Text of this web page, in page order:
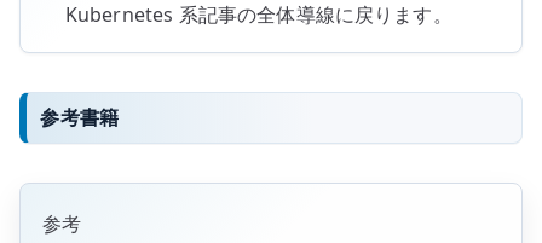
Kubernetes 系記事の全体導線に戻ります。
参考書籍
参考